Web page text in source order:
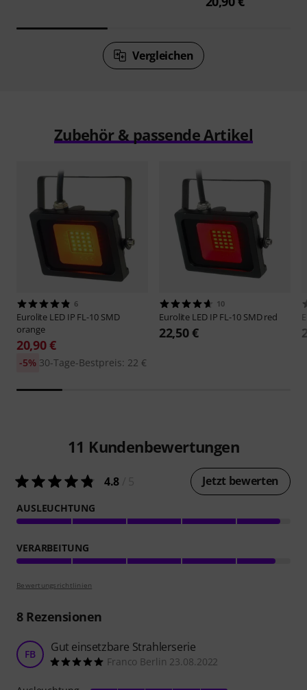
Vergleichen
Zubehör & passende Artikel
6
Eurolite LED IP FL-10 SMD
orange
20,90 €
30-Tage-Bestpreis: 22 €
-5%
10
Eurolite LED IP FL-10 SMD red
22,50 €
11 Kundenbewertungen
4.8 Jetzt bewerten
AUSLEUCHTUNG
VERARBEITUNG
Bewertungsrichtlinien
8Rezensionen
FB Gut einsetzbare Strahlerserie
Franco Berlin 23.08.2022